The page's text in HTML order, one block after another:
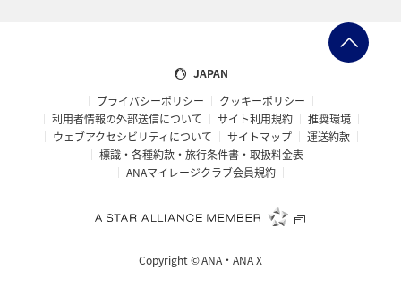
JAPAN
プライバシーポリシー
クッキーポリシー
利用者情報の外部送信について
サイト利用規約
推奨環境
ウェブアクセシビリティについて
サイトマップ
運送約款
標識・各種約款・旅行条件書・取扱料金表
ANAマイレージクラブ会員規約
Copyright ©ANA・ANA X